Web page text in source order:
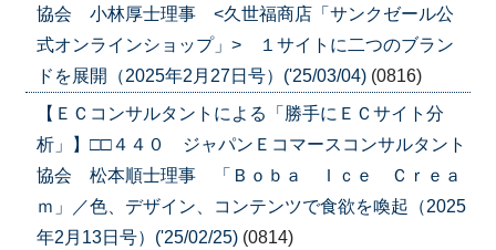
協会 小林厚士理事 <久世福商店「サンクゼール公
式オンラインショップ」> １サイトに二つのブラン
ドを展開（2025年2月27日号）('25/03/04) (0816)
【ＥＣコンサルタントによる「勝手にＥＣサイト分
析」】□□４４０ ジャパンＥコマースコンサルタント
協会 松本順士理事 「Ｂｏｂａ Ｉｃｅ Ｃｒｅａ
ｍ」／色、デザイン、コンテンツで食欲を喚起（2025
年2月13日号）('25/02/25) (0814)